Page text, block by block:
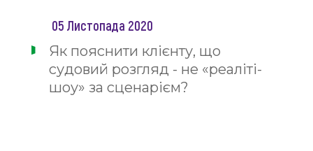
05 Листопада 2020
Як пояснити клієнту, що
судовий розгляд - не «реаліті-
шоу» за сценарієм?